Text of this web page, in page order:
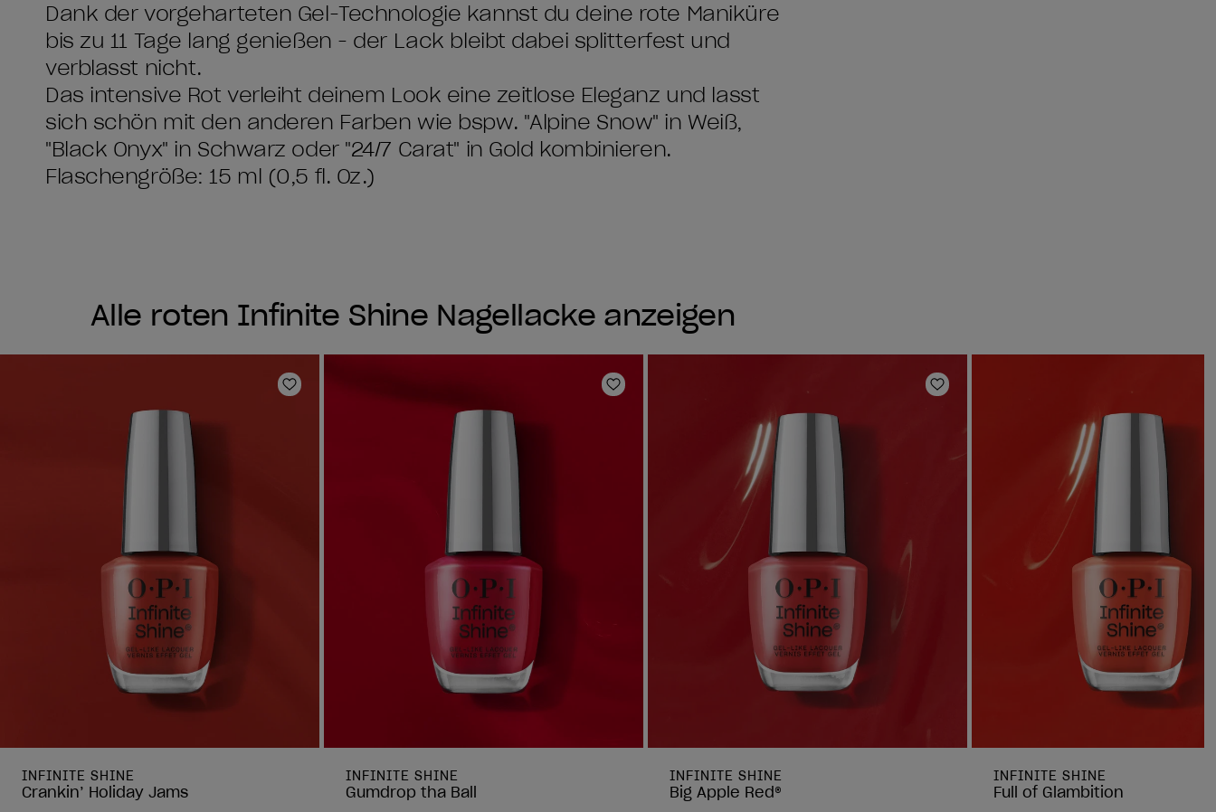
Dank der vorgehärteten Gel-Technologie kannst du deine rote Maniküre
bis zu 11 Tage lang genießen - der Lack bleibt dabei splitterfest und
verblasst nicht.
Das intensive Rot verleiht deinem Look eine zeitlose Eleganz und lässt
sich schön mit den anderen Farben wie bspw. "Alpine Snow" in Weiß,
"Black Onyx" in Schwarz oder "24/7 Carat" in Gold kombinieren.
Flaschengröße: 15 ml (0,5 fl. Oz.)
Alle roten Infinite Shine Nagellacke anzeigen
Zur Wunschliste hinzufügen
INFINITE SHINE
Crankin’ Holiday Jams
Zur Wunschliste hinzufügen
INFINITE SHINE
Gumdrop tha Ball
Zur Wunschliste hinzufügen
INFINITE SHINE
Big Apple Red®
INFINITE SHINE
Full of Glambition